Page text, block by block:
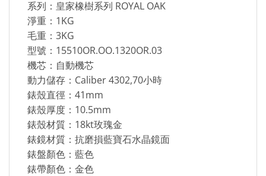
系列：皇家橡樹系列 ROYAL OAK
淨重：1KG
毛重：3KG
型號：15510OR.OO.1320OR.03
機芯：自動機芯
動力儲存：Caliber 4302,70小時
錶殼直徑：41mm
錶殼厚度：10.5mm
錶殼材質：18kt玫瑰金
錶鏡材質：抗磨損藍寶石水晶鏡面
錶盤顏色：藍色
錶帶顏色：金色